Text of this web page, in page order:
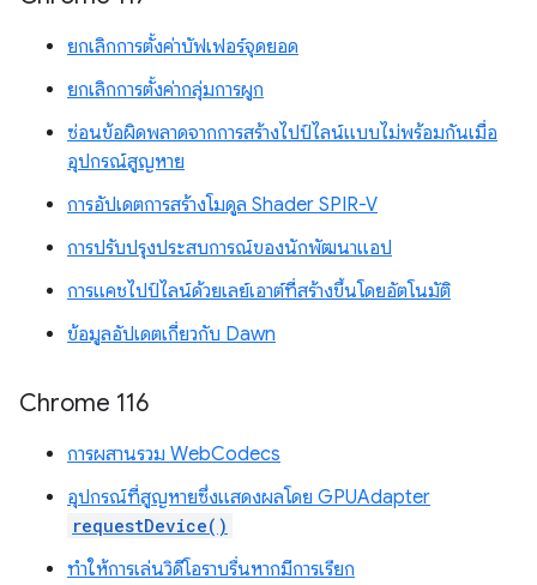
ยกเลิกการตั้งค่าบัฟเฟอร์จุดยอด
ยกเลิกการตั้งค่ากลุ่มการผูก
ซ่อนข้อผิดพลาดจากการสร้างไปป์ไลน์แบบไม่พร้อมกันเมื่อ
อุปกรณ์สูญหาย
การอัปเดตการสร้างโมดูล Shader SPIR-V
การปรับปรุงประสบการณ์ของนักพัฒนาแอป
การแคชไปป์ไลน์ด้วยเลย์เอาต์ที่สร้างขึ้นโดยอัตโนมัติ
ข้อมูลอัปเดตเกี่ยวกับ Dawn
Chrome 116
การผสานรวม WebCodecs
อุปกรณ์ที่สูญหายซึ่งแสดงผลโดย GPUAdapter
requestDevice()
ทำให้การเล่นวิดีโอราบรื่นหากมีการเรียก